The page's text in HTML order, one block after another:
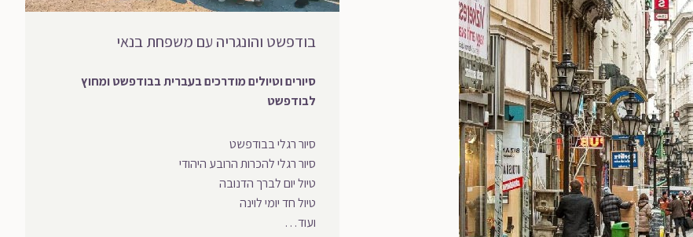
בודפשט והונגריה עם משפחת בנאי
סיורים וטיולים מודרכים בעברית בבודפשט ומחוץ
לבודפשט
סיור רגלי בבודפשט
סיור רגלי להכרות הרובע היהודי
טיול יום לברך הדנובה
טיול חד יומי לוינה
ועוד…